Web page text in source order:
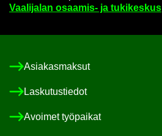
Vaa­li­ja­lan osaamis-​ ja tu­ki­kes­kus
Asia­kas­mak­sut
Las­ku­tus­tie­dot
Avoi­met työ­pai­kat